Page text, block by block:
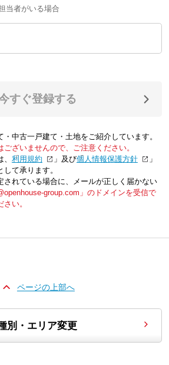
当者がいる場合
すぐ登録する
中古一戸建て・土地をご紹介しています。
ざいませんので、ご注意ください。
、「利用規約 」及び「個人情報保護方針
」
て承ります。
されている場合に、メールが正しく届かない
group.com」のドメインを受信で
い。
ページの上部へ
別・エリア変更